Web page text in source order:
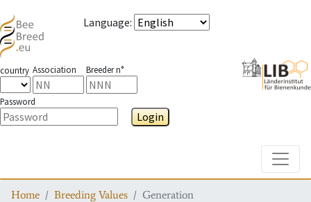
Language:
country Association Breeder n°
Password
Login
Home Breeding Values Generation